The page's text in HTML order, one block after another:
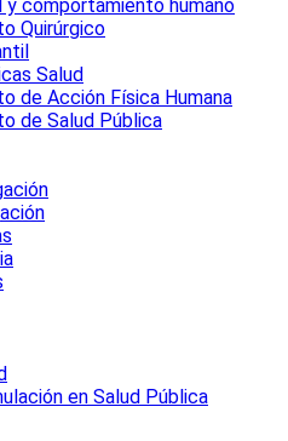
y comportamiento humano
Quirúrgico
Salud
de Acción Física Humana
de Salud Pública
en Salud Pública